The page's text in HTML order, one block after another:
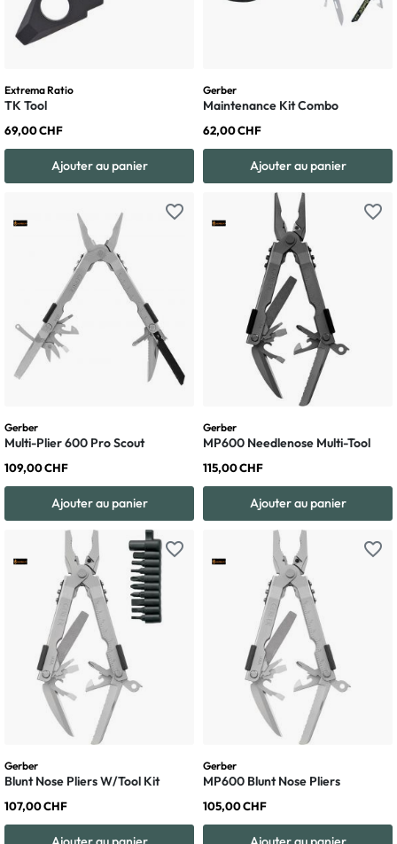
Extrema Ratio
TK Tool
69,00 CHF
Ajouter au panier
Gerber
Maintenance Kit Combo
62,00 CHF
Ajouter au panier
favorite_border
Gerber
Multi-Plier 600 Pro Scout
109,00 CHF
Ajouter au panier
favorite_border
Gerber
MP600 Needlenose Multi-Tool
115,00 CHF
Ajouter au panier
favorite_border
Gerber
Blunt Nose Pliers W/Tool Kit
107,00 CHF
favorite_border
Gerber
MP600 Blunt Nose Pliers
105,00 CHF